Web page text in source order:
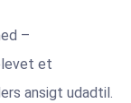
–
et
ansigt udadtil.